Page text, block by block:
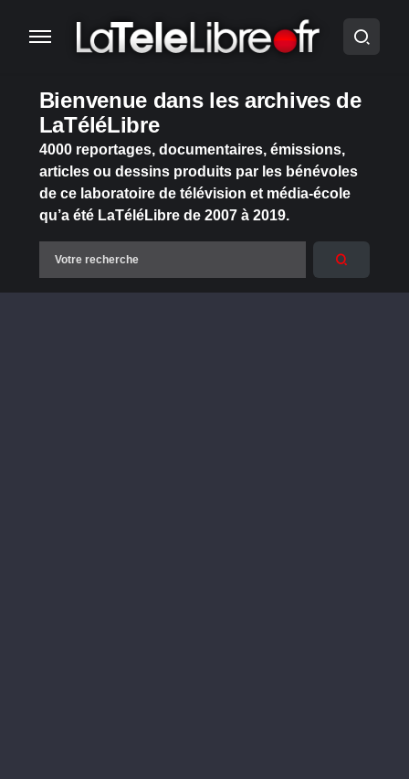
Bienvenue dans les archives de
LaTéléLibre
4000 reportages, documentaires, émissions,
articles ou dessins produits par les bénévoles
de ce laboratoire de télévision et média-école
qu’a été LaTéléLibre de 2007 à 2019.